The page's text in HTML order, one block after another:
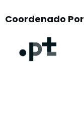
Coordenado Por